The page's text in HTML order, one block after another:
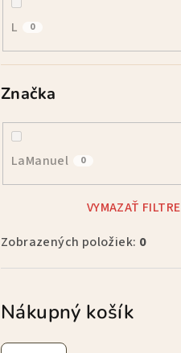
L 0
Značka
LaManuel 0
VYMAZAŤ FILTRE
Zobrazených položiek: 0
Nákupný košík